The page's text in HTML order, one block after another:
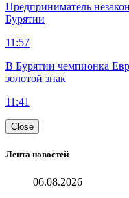
Предприниматель
Бурятии
11:57
В Бурятии чемпионка
золотой знак
11:41
Close
Лента новостей
06.08.2026